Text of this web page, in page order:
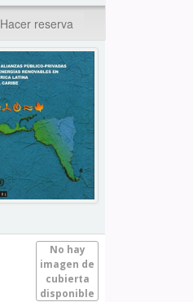
Hacer reserva
No hay
imagen de
cubierta
disponible